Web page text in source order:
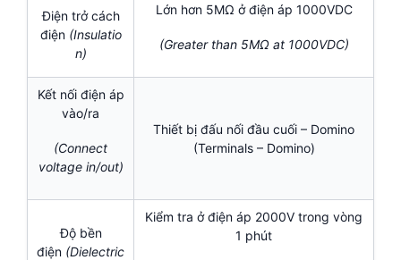
Điện trở cách
điện (Insulatio
n)
Lớn hơn 5MΩ ở điện áp 1000VDC
(Greater than 5MΩ at 1000VDC)
Kết nối điện áp
vào/ra
(Connect
voltage in/out)
Thiết bị đấu nối đầu cuối – Domino
(Terminals – Domino)
Độ bền
điện (Dielectric
Kiểm tra ở điện áp 2000V trong vòng
1 phút